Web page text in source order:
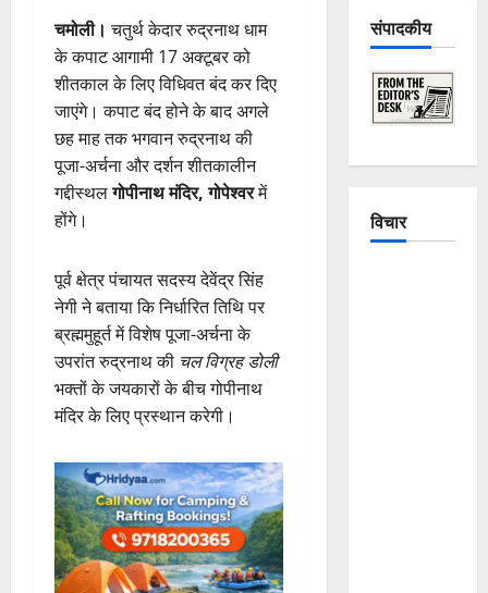
चमोली। चतुर्थ केदार रुद्रनाथ धाम
के कपाट आगामी 17 अक्टूबर को
शीतकाल के लिए विधिवत बंद कर दिए
जाएंगे। कपाट बंद होने के बाद अगले
छह माह तक भगवान रुद्रनाथ की
पूजा-अर्चना और दर्शन शीतकालीन
गद्दीस्थलगोपीनाथ मंदिर, गोपेश्वरमें
होंगे।
पूर्व क्षेत्र पंचायत सदस्य देवेंद्र सिंह
नेगी ने बताया कि निर्धारित तिथि पर
ब्रह्ममुहूर्त में विशेष पूजा-अर्चना के
उपरांत रुद्रनाथ की चल विग्रह डोली
भक्तों के जयकारों के बीच गोपीनाथ
मंदिर के लिए प्रस्थान करेगी।
संपादकीय
विचार